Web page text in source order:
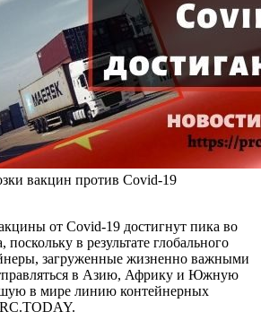
вакцин против Covid-19
от Covid-19 достигнут пика во
в результате глобального
загруженные жизненно важными
в Азию, Африку и Южную
в мире линию контейнерных